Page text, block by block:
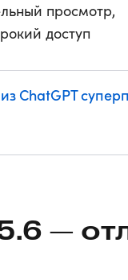
просмотр,
доступ
ChatGPT
—